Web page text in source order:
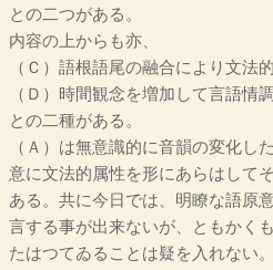
との二つがある。
内容の上からも亦、
（Ｃ）語根語尾の融合により文法
（Ｄ）時間観念を増加して言語情
との二種がある。
（Ａ）は無意識的に音韻の変化し
意に文法的属性を形にあらはして
ある。共に今日では、明瞭な語原
言する事が出来ないが、ともかく
たはつてゐることは疑を入れない。